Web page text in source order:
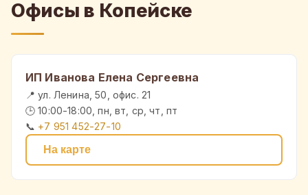
Офисы в Копейске
ИП Иванова Елена Сергеевна
📍 ул. Ленина, 50, офис. 21
🕒 10:00-18:00, пн, вт, ср, чт, пт
📞 +7 951 452-27-10
На карте